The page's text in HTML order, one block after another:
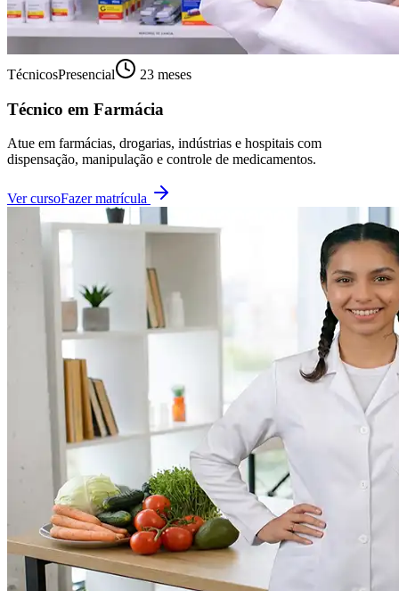
TécnicosPresencial 23 meses
Técnico em Farmácia
Atue em farmácias, drogarias, indústrias e hospitais com
dispensação, manipulação e controle de medicamentos.
Ver cursoFazer matrícula